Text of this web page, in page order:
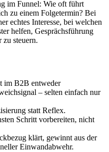
im Funnel: Wie oft führt
zu einem Folgetermin? Bei
echtes Interesse, bei welchen
helfen, Gesprächsführung
steuern.
im B2B entweder
– selten einfach nur
statt Reflex.
Schritt vorbereiten, nicht
klärt, gewinnt aus der
Einwandabwehr.